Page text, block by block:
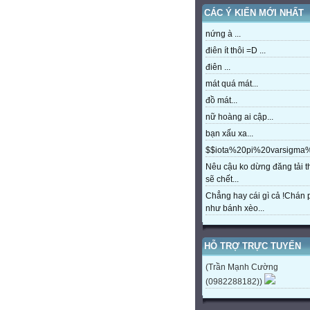
CÁC Ý KIẾN MỚI NHẤT
nứng à ...
điên ít thôi =D ...
điên ...
mát quá mát...
đồ mát...
nữ hoàng ai cập...
bạn xấu xa...
Nêu cậu ko dừng đăng tải
sẽ chết...
Chẳng hay cái gì cả !Chán
như bánh xèo...
HỖ TRỢ TRỰC TUYẾN
(Trần Mạnh Cường
(0982288182))